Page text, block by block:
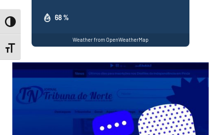
Toggle High Contrast
Toggle Font size
68 %
Weather from OpenWeatherMap